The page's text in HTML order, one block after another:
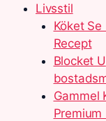
Livsstil
Köket
Recept
Blocket
Gammel
Premium